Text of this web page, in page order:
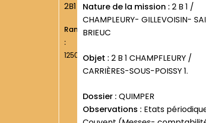
2B1
Rang
:
1250
Nature de la mission : 2 B 1 /
CHAMPLEURY- GILLEVOISIN-
BRIEUC
Objet : 2 B 1 CHAMPFLEURY /
CARRIÈRES-SOUS-POISSY 1.
Dossier : QUIMPER
Observations : Etats